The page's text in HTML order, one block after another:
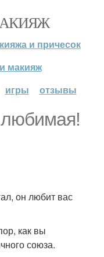
и причесок
макияж
игры отзывы
он любит вас
как вы
союза.